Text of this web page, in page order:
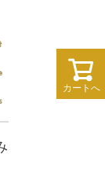
カートへ